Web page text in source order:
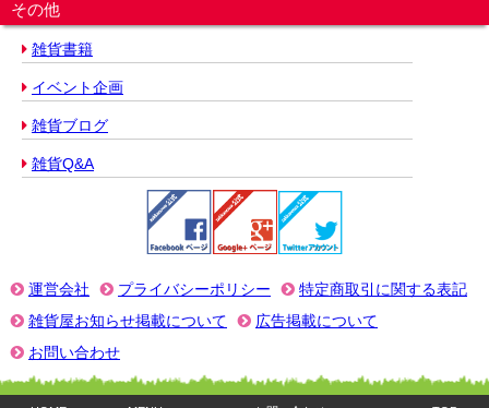
その他
雑貨書籍
イベント企画
雑貨ブログ
雑貨Q&A
運営会社 プライバシーポリシー
特定商取引に関する表記
雑貨屋お知らせ掲載について
広告掲載について
お問い合わせ